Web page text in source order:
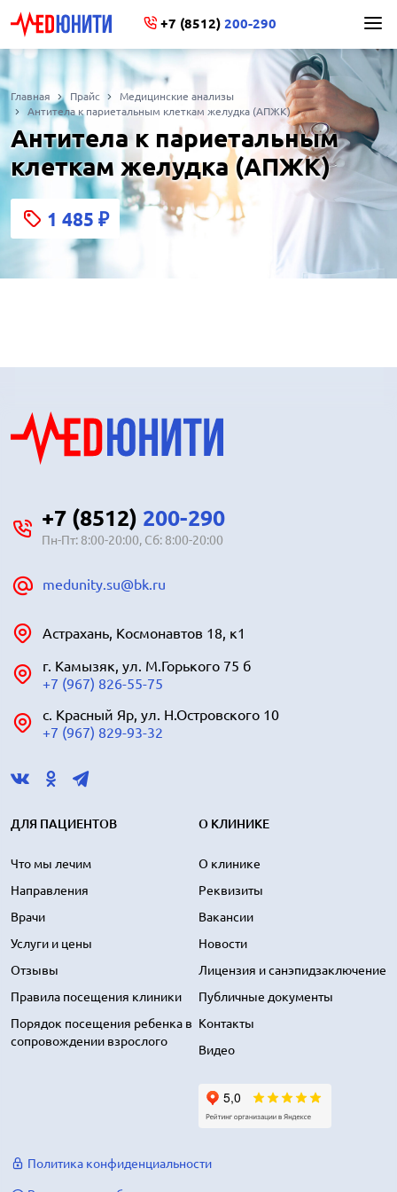
+7 (8512) 200-290
Главная Прайс
Медицинские анализы
Антитела к париетальным клеткам желудка (АПЖК)
Антитела к париетальным
клеткам желудка (АПЖК)
1 485 ₽
+7 (8512) 200-290
Пн-Пт: 8:00-20:00, Сб: 8:00-20:00
medunity.su@bk.ru
Астрахань, Космонавтов 18, к1
г. Камызяк, ул. М.Горького 75 б
+7 (967) 826-55-75
с. Красный Яр, ул. Н.Островского 10
+7 (967) 829-93-32
ДЛЯ ПАЦИЕНТОВ
Что мы лечим
Направления
Врачи
Услуги и цены
Отзывы
Правила посещения клиники
Порядок посещения ребенка в
сопровождении взрослого
О КЛИНИКЕ
О клинике
Реквизиты
Вакансии
Новости
Лицензия и санэпидзаключение
Публичные документы
Контакты
Видео
Политика конфиденциальности